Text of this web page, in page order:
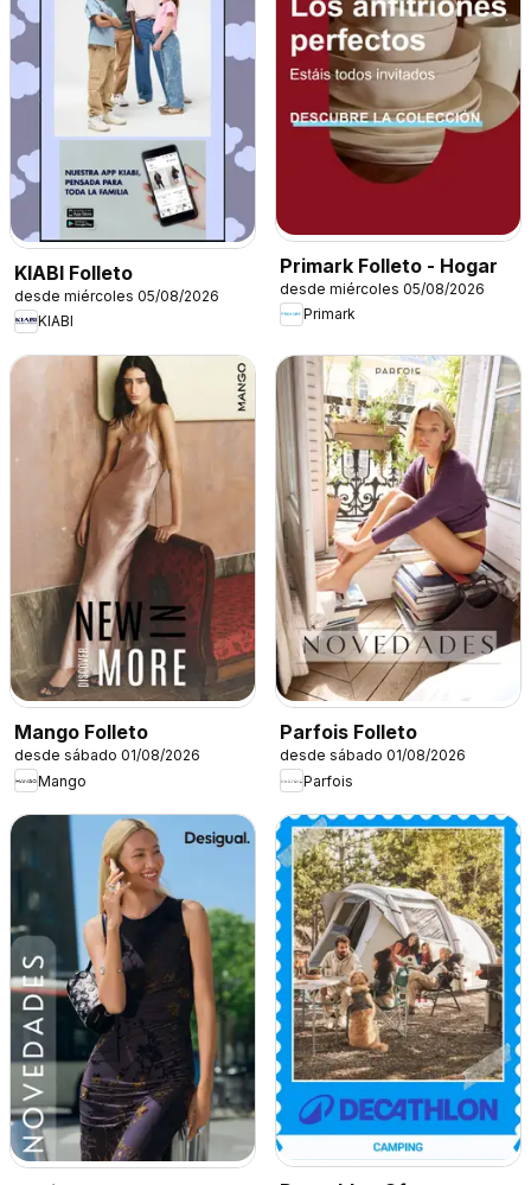
KIABI Folleto
desde miércoles 05/08/2026
KIABI
Primark Folleto - Hogar
desde miércoles 05/08/2026
Primark
Mango Folleto
desde sábado 01/08/2026
Mango
Parfois Folleto
desde sábado 01/08/2026
Parfois